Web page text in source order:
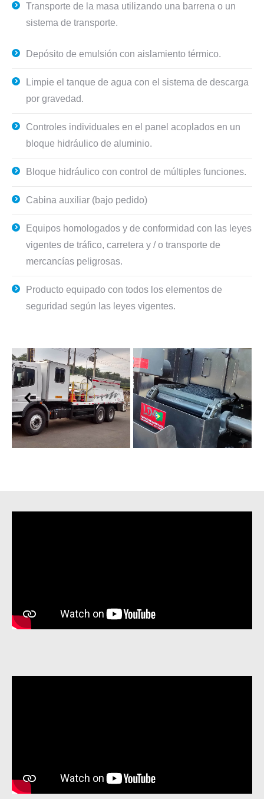
Transporte de la masa utilizando una barrena o un
sistema de transporte.
Depósito de emulsión con aislamiento térmico.
Limpie el tanque de agua con el sistema de descarga
por gravedad.
Controles individuales en el panel acoplados en un
bloque hidráulico de aluminio.
Bloque hidráulico con control de múltiples funciones.
Cabina auxiliar (bajo pedido)
Equipos homologados y de conformidad con las leyes
vigentes de tráfico, carretera y / o transporte de
mercancías peligrosas.
Producto equipado con todos los elementos de
seguridad según las leyes vigentes.